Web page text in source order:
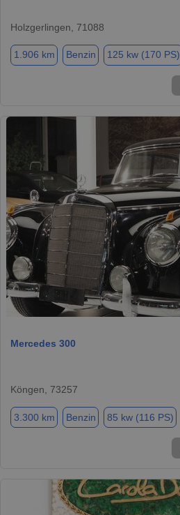
Holzgerlingen, 71088
1.906 km Benzin 125 kw (170 PS)
Mercedes 300
Köngen, 73257
3.300 km Benzin 85 kw (116 PS)